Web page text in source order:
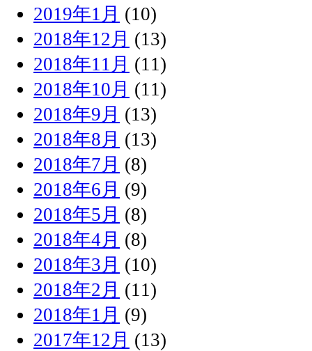
2019年1月 (10)
2018年12月 (13)
2018年11月 (11)
2018年10月 (11)
2018年9月 (13)
2018年8月 (13)
2018年7月 (8)
2018年6月 (9)
2018年5月 (8)
2018年4月 (8)
2018年3月 (10)
2018年2月 (11)
2018年1月 (9)
2017年12月 (13)